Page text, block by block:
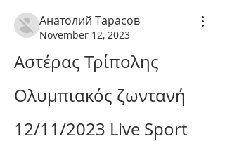
Анатолий Тарасов
November 12, 2023
Αστέρας Τρίπολης
Ολυμπιακός ζωντανή
12/11/2023 Live Sport